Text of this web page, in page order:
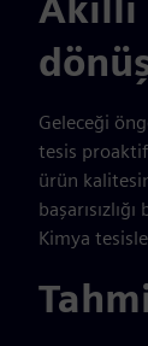
Geleceği
tesis proaktif
ürün
Kimya